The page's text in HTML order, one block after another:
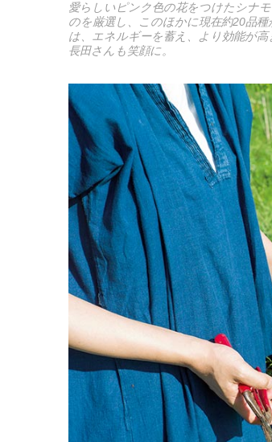
愛らしいピンク色の花をつけたシナ
のを厳選し、このほかに現在約20品
は、エネルギーを蓄え、より効能が
長田さんも笑顔に。